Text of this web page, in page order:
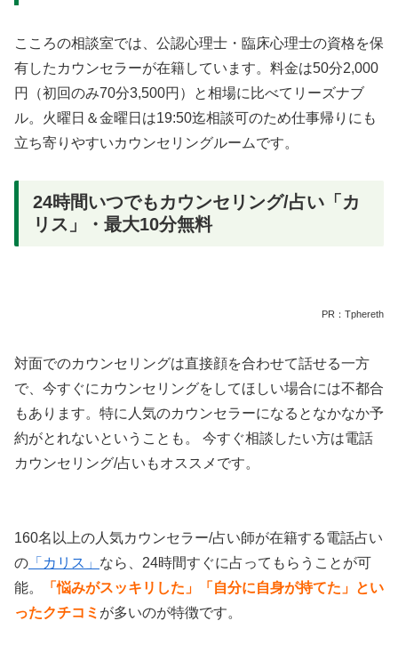
こころの相談室では、公認心理士・臨床心理士の資格を保
有したカウンセラーが在籍しています。料金は50分2,000
円（初回のみ70分3,500円）と相場に比べてリーズナブ
ル。火曜日＆金曜日は19:50迄相談可のため仕事帰りにも
立ち寄りやすいカウンセリングルームです。
24時間いつでもカウンセリング/占い「カ
リス」・最大10分無料
PR：Tphereth
対面でのカウンセリングは直接顔を合わせて話せる一方
で、今すぐにカウンセリングをしてほしい場合には不都合
もあります。特に人気のカウンセラーになるとなかなか予
約がとれないということも。 今すぐ相談したい方は電話
カウンセリング/占いもオススメです。
160名以上の人気カウンセラー/占い師が在籍する電話占い
の 「カリス」 なら、24時間すぐに占ってもらうことが可
能。
「悩みがスッキリした」「自分に自身が持てた」とい
ったクチコミ が多いのが特徴です。